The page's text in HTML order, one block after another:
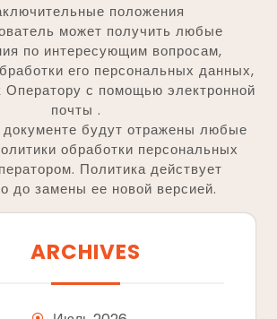
положения
может получить любые
по интересующим вопросам,
его персональных данных,
Оператору с помощью электронной
почты .
будут отражены любые
обработки персональных
Политика действует
до замены ее новой версией.
ARCHIVES